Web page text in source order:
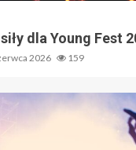
dla Young Fest
2026 159